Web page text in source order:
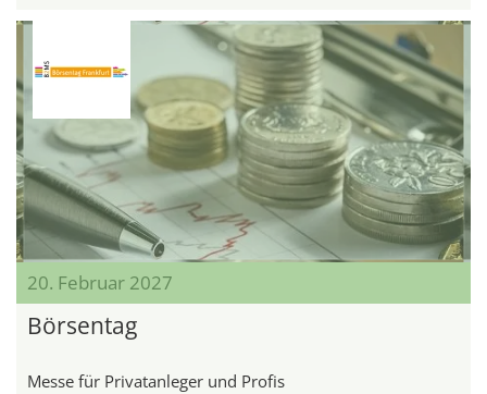
20. Februar 2027
Börsentag
Messe für Privatanleger und Profis